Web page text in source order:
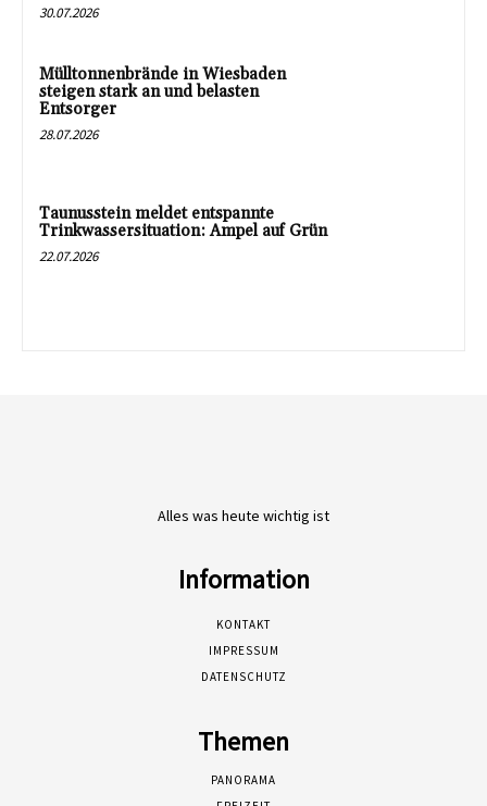
30.07.2026
Mülltonnenbrände in Wiesbaden
steigen stark an und belasten
Entsorger
28.07.2026
Taunusstein meldet entspannte
Trinkwassersituation: Ampel auf Grün
22.07.2026
Alles was heute wichtig ist
Information
KONTAKT
IMPRESSUM
DATENSCHUTZ
Themen
PANORAMA